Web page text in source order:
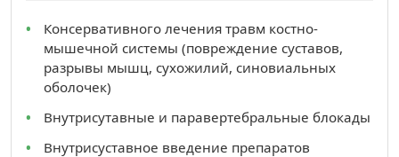
Консервативного лечения травм костно-
мышечной системы (повреждение суставов,
разрывы мышц, сухожилий, синовиальных
оболочек)
Внутрисутавные и паравертебральные блокады
Внутрисуставное введение препаратов